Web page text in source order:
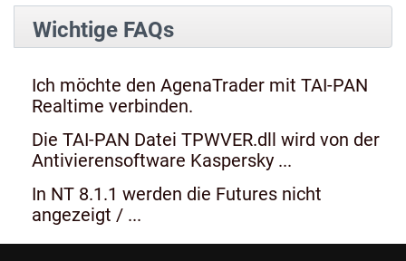
Wichtige FAQs
Ich möchte den AgenaTrader mit TAI-PAN
Realtime verbinden.
Die TAI-PAN Datei TPWVER.dll wird von der
Antivierensoftware Kaspersky ...
In NT 8.1.1 werden die Futures nicht
angezeigt / ...